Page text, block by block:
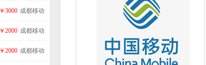
成都移动
￥3000
成都移动
￥2000
成都移动
￥2000